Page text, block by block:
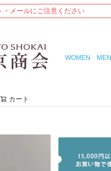
メールにご注意ください
WOMEN MEN
カート